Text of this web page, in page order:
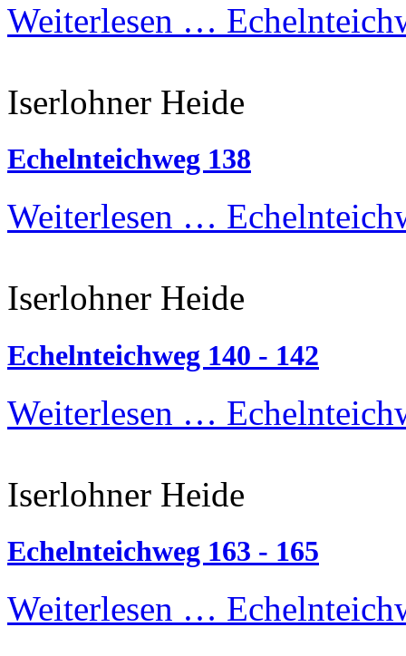
Weiterlesen …
Iserlohner Heide
Echelnteichweg 138
Weiterlesen …
Iserlohner Heide
Echelnteichweg 140 - 142
Weiterlesen …
Iserlohner Heide
Echelnteichweg 163 - 165
Weiterlesen …